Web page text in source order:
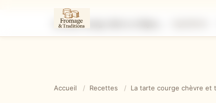
Accueil / Recettes / La tarte courge chèvre et